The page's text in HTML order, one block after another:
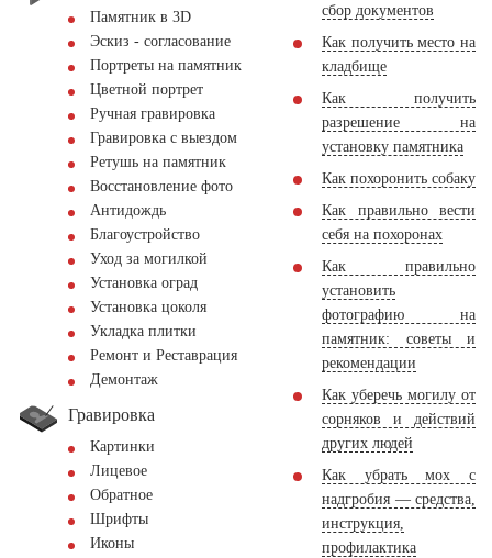
Памятник в 3D
Эскиз - согласование
Портреты на памятник
Цветной портрет
Ручная гравировка
Гравировка с выездом
Ретушь на памятник
Восстановление фото
Антидождь
Благоустройство
Уход за могилкой
Установка оград
Установка цоколя
Укладка плитки
Ремонт и Реставрация
Демонтаж
Гравировка
Картинки
Лицевое
Обратное
Шрифты
Иконы
сбор документов
Как получить место на
кладбище
Как получить
разрешение на
установку памятника
Как похоронить собаку
Как правильно вести
себя на похоронах
Как правильно
установить
фотографию на
памятник: советы и
рекомендации
Как уберечь могилу от
сорняков и действий
других людей
Как убрать мох с
надгробия — средства,
инструкция,
профилактика